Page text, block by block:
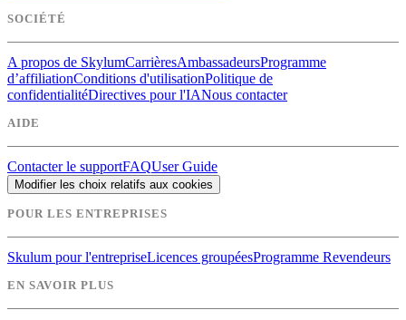
SOCIÉTÉ
A propos de SkylumCarrièresAmbassadeursProgramme
d’affiliationConditions d'utilisationPolitique de
confidentialitéDirectives pour l'IANous contacter
AIDE
Contacter le supportFAQUser Guide
Modifier les choix relatifs aux cookies
POUR LES ENTREPRISES
Skulum pour l'entrepriseLicences groupéesProgramme Revendeurs
EN SAVOIR PLUS